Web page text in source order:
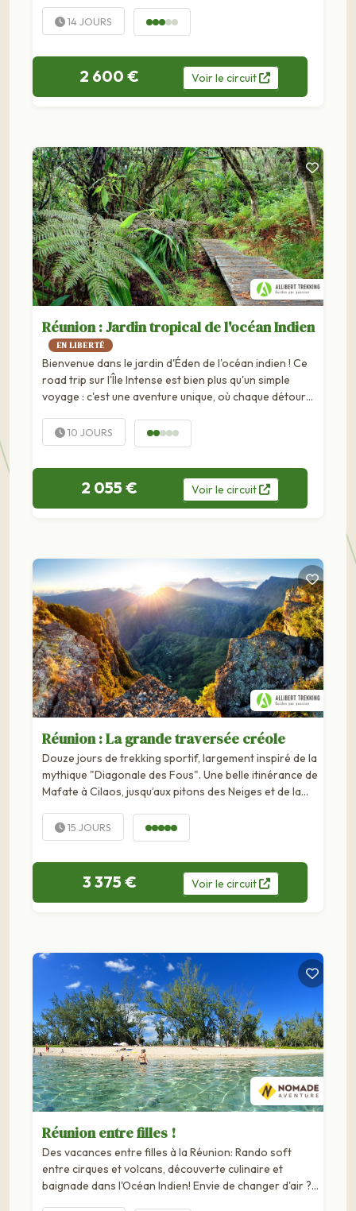
14 JOURS
2 600 € Voirle circuit
Réunion : Jardin tropical de l'océan Indien
EN LIBERTÉ
Bienvenue dans le jardin d'Éden de l'océan indien ! Ce
road trip sur l'Île Intense est bien plus qu'un simple
voyage : c'est une aventure unique, où chaque détour
10 JOURS
2 055 € Voirle circuit
Réunion : La grande traversée créole
Douze jours de trekking sportif, largement inspiré de la
mythique "Diagonale des Fous". Une belle itinérance de
Mafate à Cilaos, jusqu’aux pitons des Neiges et de la
15 JOURS
3 375 € Voirle circuit
Réunion entre filles !
Des vacances entre filles à la Réunion: Rando soft
entre cirques et volcans, découverte culinaire et
baignade dans l'Océan Indien! Envie de changer d'air ?